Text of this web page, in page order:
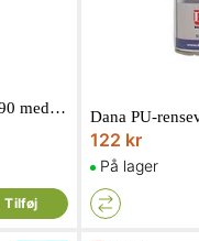
Dana trælim D2 inde 490 med 750 ml
Tilføj
122 kr
På lager